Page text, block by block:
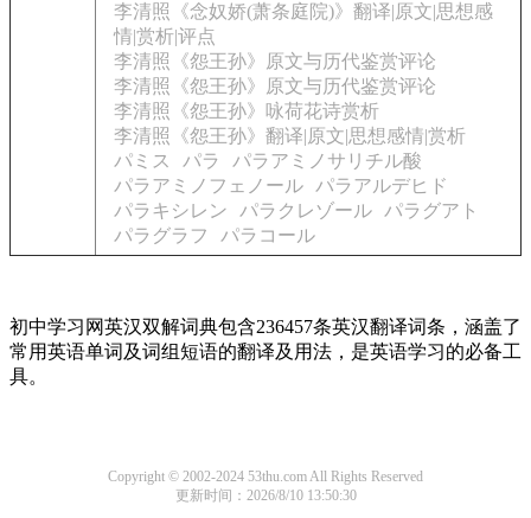
李清照《念奴娇(萧条庭院)》翻译|原文|思想感
情|赏析|评点
李清照《怨王孙》原文与历代鉴赏评论
李清照《怨王孙》原文与历代鉴赏评论
李清照《怨王孙》咏荷花诗赏析
李清照《怨王孙》翻译|原文|思想感情|赏析
パミス
パラ
パラアミノサリチル酸
パラアミノフェノール
パラアルデヒド
パラキシレン
パラクレゾール
パラグアト
パラグラフ
パラコール
初中学习网英汉双解词典包含236457条英汉翻译词条，涵盖了
常用英语单词及词组短语的翻译及用法，是英语学习的必备工
具。
Copyright © 2002-2024 53thu.com All Rights Reserved
更新时间：2026/8/10 13:50:30